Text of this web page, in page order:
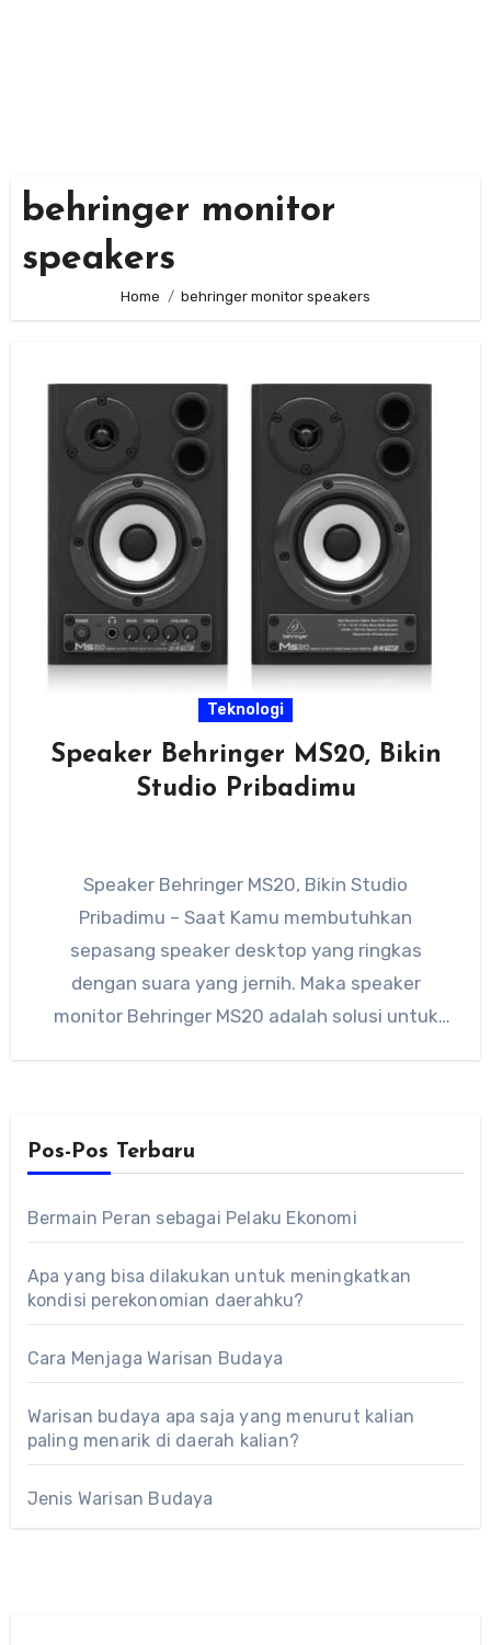
behringer monitor
speakers
Home behringer monitor speakers
Teknologi
Speaker Behringer MS20, Bikin
Studio Pribadimu
Speaker Behringer MS20, Bikin Studio
Pribadimu – Saat Kamu membutuhkan
sepasang speaker desktop yang ringkas
dengan suara yang jernih. Maka speaker
monitor Behringer MS20 adalah solusi untuk
Pos-Pos Terbaru
Bermain Peran sebagai Pelaku Ekonomi
Apa yang bisa dilakukan untuk meningkatkan
kondisi perekonomian daerahku?
Cara Menjaga Warisan Budaya
Warisan budaya apa saja yang menurut kalian
paling menarik di daerah kalian?
Jenis Warisan Budaya